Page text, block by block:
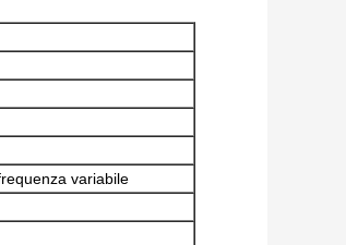
variabile